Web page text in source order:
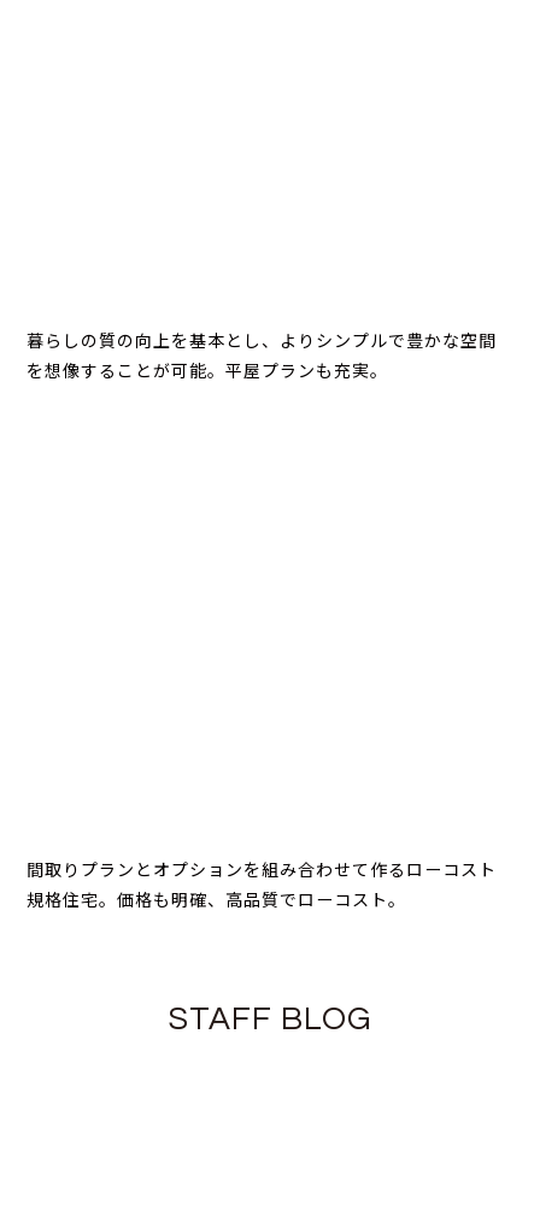
暮らしの質の向上を基本とし、よりシンプルで豊かな空間
を想像することが可能。平屋プランも充実。
間取りプランとオプションを組み合わせて作るローコスト
規格住宅。価格も明確、高品質でローコスト。
STAFF BLOG